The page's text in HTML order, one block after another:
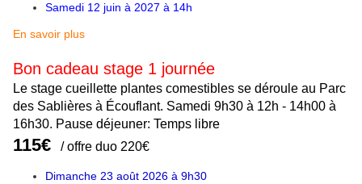
Samedi 12 juin à 2027 à 14h
En savoir plus
Bon cadeau stage 1 journée
Le stage cueillette plantes comestibles se déroule au Parc
des Sablières à Écouflant. Samedi 9h30 à 12h - 14h00 à
16h30. Pause déjeuner: Temps libre
115€ / offre duo 220€
Dimanche 23 août 2026 à 9h30